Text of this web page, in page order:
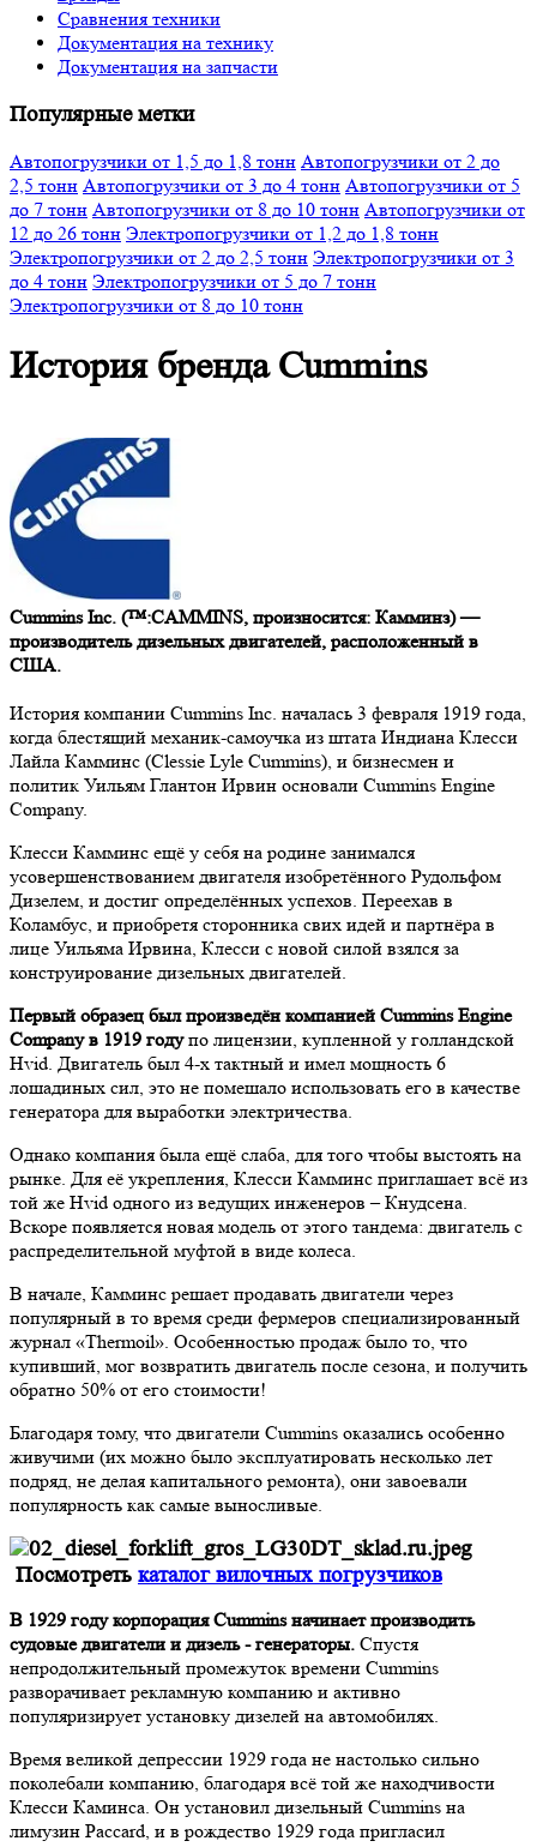
Сравнения техники
Документация на технику
Документация на запчасти
Популярные метки
Автопогрузчики от 1,5 до 1,8 тонн Автопогрузчики от 2 до
2,5 тонн Автопогрузчики от 3 до 4 тонн Автопогрузчики от 5
до 7 тонн Автопогрузчики от 8 до 10 тонн Автопогрузчики от
12 до 26 тонн Электропогрузчики от 1,2 до 1,8 тонн
Электропогрузчики от 2 до 2,5 тонн Электропогрузчики от 3
до 4 тонн Электропогрузчики от 5 до 7 тонн
Электропогрузчики от 8 до 10 тонн
История бренда Cummins
Cummins Inc. (™:CAMMINS, произносится: Камминз) —
производитель дизельных двигателей, расположенный в
США.
История компании Cummins Inc. началась 3 февраля 1919 года,
когда блестящий механик-самоучка из штата Индиана Клесси
Лайла Камминс (Clessie Lyle Cummins), и бизнесмен и
политик Уильям Глантон Ирвин основали Cummins Engine
Company.
Клесси Камминс ещё у себя на родине занимался
усовершенствованием двигателя изобретённого Рудольфом
Дизелем, и достиг определённых успехов. Переехав в
Коламбус, и приобретя сторонника свих идей и партнёра в
лице Уильяма Ирвина, Клесси с новой силой взялся за
конструирование дизельных двигателей.
Первый образец был произведён компанией Cummins Engine
Company в 1919 годупо лицензии, купленной у голландской
Hvid. Двигатель был 4-х тактный и имел мощность 6
лошадиных сил, это не помешало использовать его в качестве
генератора для выработки электричества.
Однако компания была ещё слаба, для того чтобы выстоять на
рынке. Для её укрепления, Клесси Камминс приглашает всё из
той же Hvid одного из ведущих инженеров – Кнудсена.
Вскоре появляется новая модель от этого тандема: двигатель с
распределительной муфтой в виде колеса.
В начале, Камминс решает продавать двигатели через
популярный в то время среди фермеров специализированный
журнал «Thermoil». Особенностью продаж было то, что
купивший, мог возвратить двигатель после сезона, и получить
обратно 50% от его стоимости!
Благодаря тому, что двигатели Cummins оказались особенно
живучими (их можно было эксплуатировать несколько лет
подряд, не делая капитального ремонта), они завоевали
популярность как самые выносливые.
Посмотреть каталог вилочных погрузчиков
В 1929 году корпорация Cummins начинает производить
судовые двигатели и дизель - генераторы. Спустя
непродолжительный промежуток времени Cummins
разворачивает рекламную компанию и активно
популяризирует установку дизелей на автомобилях.
Время великой депрессии 1929 года не настолько сильно
поколебали компанию, благодаря всё той же находчивости
Клесси Каминса. Он установил дизельный Cummins на
лимузин Paccard, и в рождество 1929 года пригласил